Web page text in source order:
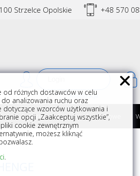
Strzelce Opolskie +48 570
Rejestracja
Armatura i akcesoria łazienkowe
różnych dostawców w celu
do analizowania ruchu oraz
wzorców użytkowania i
opcji „Zaakceptuj wszystkie”,
cookie zewnętrznym
możesz kliknąć
.